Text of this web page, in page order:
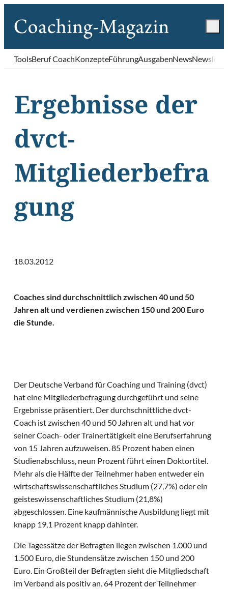
ToolsBeruf CoachKonzepteFührungAusgabenNews
Ergebnisse der
dvct-
Mitgliederbefra
gung
18.03.2012
Coaches sind durchschnittlich zwischen 40 und 50
Jahren alt und verdienen zwischen 150 und 200 Euro
die Stunde.
Der Deutsche Verband für Coaching und Training (dvct)
hat eine Mitgliederbefragung durchgeführt und seine
Ergebnisse präsentiert. Der durchschnittliche dvct-
Coach ist zwischen 40 und 50 Jahren alt und hat vor
seiner Coach- oder Trainertätigkeit eine Berufserfahrung
von 15 Jahren aufzuweisen. 85 Prozent haben einen
Studienabschluss, neun Prozent führt einen Doktortitel.
Mehr als die Hälfte der Teilnehmer haben entweder ein
wirtschaftswissenschaftliches Studium (27,7%) oder ein
geisteswissenschaftliches Studium (21,8%)
abgeschlossen. Eine kaufmännische Ausbildung liegt mit
knapp 19,1 Prozent knapp dahinter.
Die Tagessätze der Befragten liegen zwischen 1.000 und
1.500 Euro, die Stundensätze zwischen 150 und 200
Euro. Ein Großteil der Befragten sieht die Mitgliedschaft
im Verband als positiv an. 64 Prozent der Teilnehmer